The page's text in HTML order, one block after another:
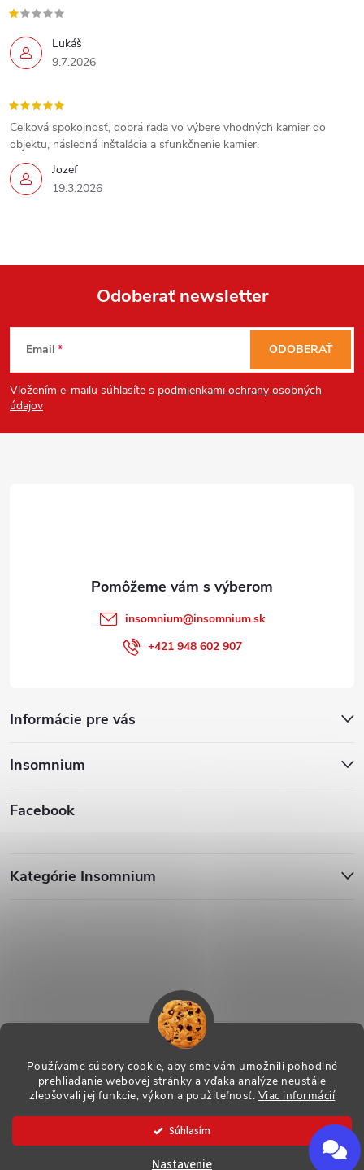
Používame súbory cookie, aby sme vám umožnili pohodlné
prehliadanie webovej stránky a vďaka analýze neustále
zlepšovali jej funkcie, výkon a použiteľnosť. Viac informácií
Súhlasím
Nastavenie
Lukáš
9.7.2026
Jozef
19.3.2026
Celková spokojnosť, dobrá rada vo výbere vhodných kamier do
objektu, následná inštalácia a sfunkčnenie kamier.
Z
á
p
Odoberať newsletter
Email
Vložením e-mailu súhlasíte s podmienkami ochrany osobných
údajov
ODOBERAŤ
Informácie pre vás
Insomnium
Facebook
insomnium@insomnium.sk
+421 948 602 907
Kategórie Insomnium
Copyright 2026ESHOP - Insomnium, s.r.o.. Všetky práva vyhradené.